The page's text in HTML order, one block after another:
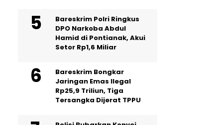
Bareskrim Polri Ringkus
DPO Narkoba Abdul
Hamid di Pontianak, Akui
Setor Rp1,6 Miliar
Bareskrim Bongkar
Jaringan Emas Ilegal
Rp25,9 Triliun, Tiga
Tersangka Dijerat TPPU